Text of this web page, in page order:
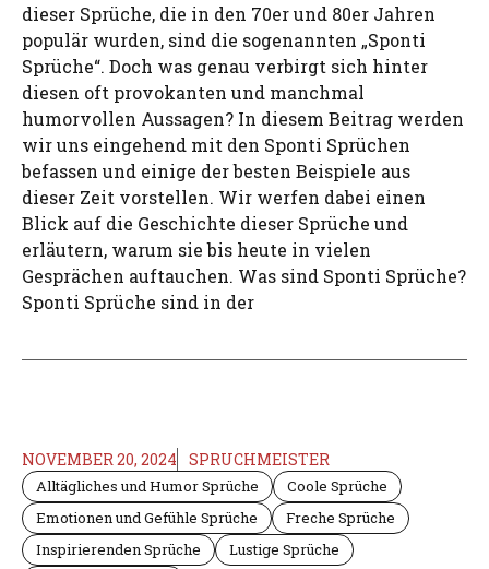
dieser Sprüche, die in den 70er und 80er Jahren
populär wurden, sind die sogenannten „Sponti
Sprüche“. Doch was genau verbirgt sich hinter
diesen oft provokanten und manchmal
humorvollen Aussagen? In diesem Beitrag werden
wir uns eingehend mit den Sponti Sprüchen
befassen und einige der besten Beispiele aus
dieser Zeit vorstellen. Wir werfen dabei einen
Blick auf die Geschichte dieser Sprüche und
erläutern, warum sie bis heute in vielen
Gesprächen auftauchen. Was sind Sponti Sprüche?
Sponti Sprüche sind in der
NOVEMBER 20, 2024 SPRUCHMEISTER
Alltägliches und Humor Sprüche
Coole Sprüche
Emotionen und Gefühle Sprüche
Freche Sprüche
Inspirierenden Sprüche
Lustige Sprüche